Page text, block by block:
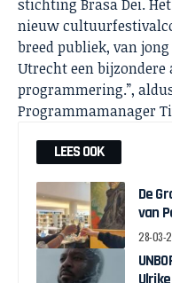
stichting Brasa Dei.
nieuw
breed publiek, van
Utrecht een
programmering.”,
Programmamanager
LEES OOK
De
van
28-03-